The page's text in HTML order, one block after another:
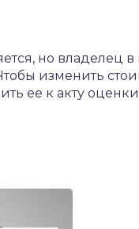
но владелец в
изменить
ее к акту